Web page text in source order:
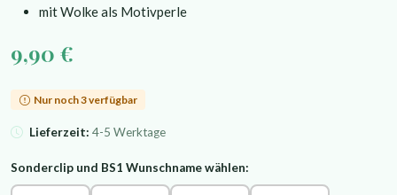
mit Wolke als Motivperle
9,90 €
Nur noch 3 verfügbar
Lieferzeit: 4-5 Werktage
Sonderclip und BS1 Wunschname wählen: